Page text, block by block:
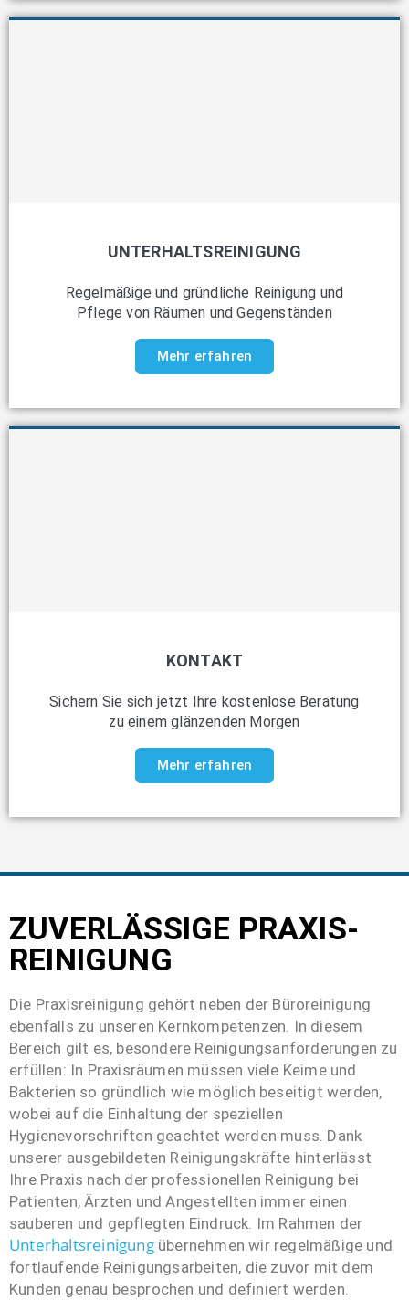
UNTERHALTSREINIGUNG
Regelmäßige und gründliche Reinigung und
Pflege von Räumen und Gegenständen
Mehr erfahren
KONTAKT
Sichern Sie sich jetzt Ihre kostenlose Beratung
zu einem glänzenden Morgen
Mehr erfahren
ZUVERLÄSSIGE PRAXIS­
REINIGUNG
Die Praxisreinigung gehört neben der Büroreinigung
ebenfalls zu unseren Kernkompetenzen. In diesem
Bereich gilt es, besondere Reinigungs­anforderungen zu
erfüllen: In Praxisräumen müssen viele Keime und
Bakterien so gründlich wie möglich beseitigt werden,
wobei auf die Einhaltung der speziellen
Hygienevorschriften geachtet werden muss. Dank
unserer ausgebildeten Reinigungskräfte hinterlässt
Ihre Praxis nach der professionellen Reinigung bei
Patienten, Ärzten und Angestellten immer einen
sauberen und gepflegten Eindruck. Im Rahmen der
Unterhaltsreinigungübernehmen wir regelmäßige und
fortlaufende Reinigungsarbeiten, die zuvor mit dem
Kunden genau besprochen und definiert werden.